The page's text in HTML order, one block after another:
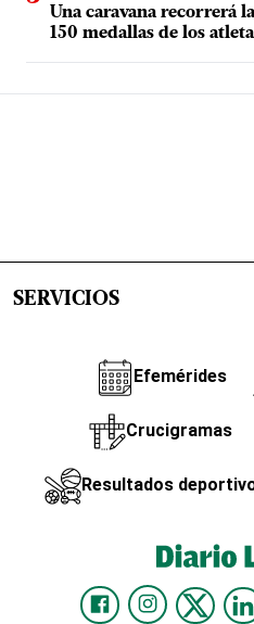
Una caravana recorrerá
150 medallas de los
SERVICIOS
Efemérides
Crucigramas
Resultados